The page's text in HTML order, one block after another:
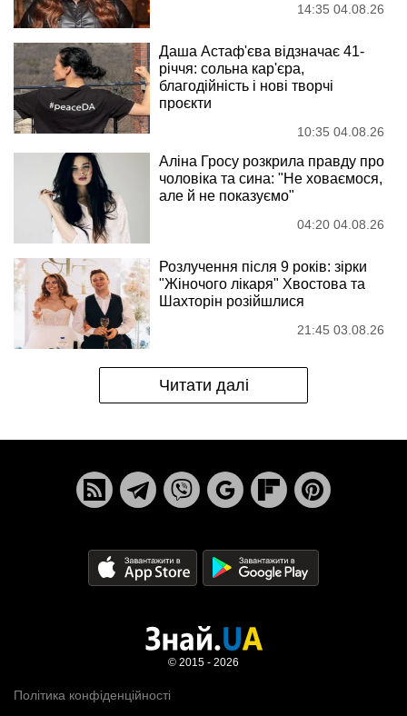
14:35 04.08.26
Даша Астаф'єва відзначає 41-
річчя: сольна кар'єра,
благодійність і нові творчі
проєкти
10:35 04.08.26
Аліна Гросу розкрила правду про
чоловіка та сина: "Не ховаємося,
але й не показуємо"
04:20 04.08.26
Розлучення після 9 років: зірки
"Жіночого лікаря" Хвостова та
Шахторін розійшлися
21:45 03.08.26
Читати далі
Політика конфіденційності
© 2015 - 2026